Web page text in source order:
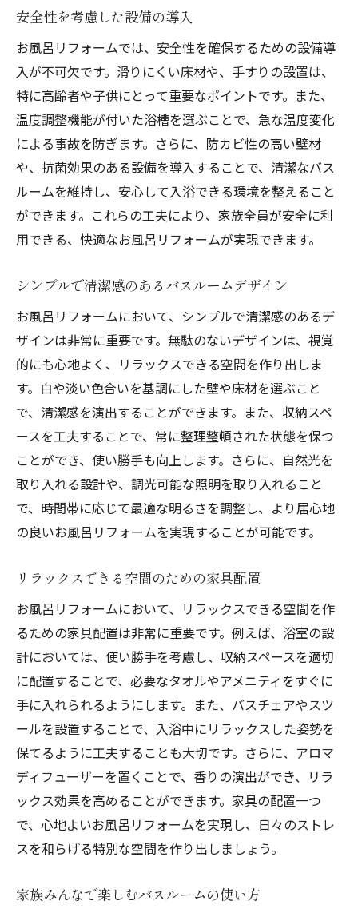
安全性を考慮した設備の導入
お風呂リフォームでは、安全性を確保するための設備導
入が不可欠です。滑りにくい床材や、手すりの設置は、
特に高齢者や子供にとって重要なポイントです。また、
温度調整機能が付いた浴槽を選ぶことで、急な温度変化
による事故を防ぎます。さらに、防カビ性の高い壁材
や、抗菌効果のある設備を導入することで、清潔なバス
ルームを維持し、安心して入浴できる環境を整えること
ができます。これらの工夫により、家族全員が安全に利
用できる、快適なお風呂リフォームが実現できます。
シンプルで清潔感のあるバスルームデザイン
お風呂リフォームにおいて、シンプルで清潔感のあるデ
ザインは非常に重要です。無駄のないデザインは、視覚
的にも心地よく、リラックスできる空間を作り出しま
す。白や淡い色合いを基調にした壁や床材を選ぶこと
で、清潔感を演出することができます。また、収納スペ
ースを工夫することで、常に整理整頓された状態を保つ
ことができ、使い勝手も向上します。さらに、自然光を
取り入れる設計や、調光可能な照明を取り入れること
で、時間帯に応じて最適な明るさを調整し、より居心地
の良いお風呂リフォームを実現することが可能です。
リラックスできる空間のための家具配置
お風呂リフォームにおいて、リラックスできる空間を作
るための家具配置は非常に重要です。例えば、浴室の設
計においては、使い勝手を考慮し、収納スペースを適切
に配置することで、必要なタオルやアメニティをすぐに
手に入れられるようにします。また、バスチェアやスツ
ールを設置することで、入浴中にリラックスした姿勢を
保てるように工夫することも大切です。さらに、アロマ
ディフューザーを置くことで、香りの演出ができ、リラ
ックス効果を高めることができます。家具の配置一つ
で、心地よいお風呂リフォームを実現し、日々のストレ
スを和らげる特別な空間を作り出しましょう。
家族みんなで楽しむバスルームの使い方